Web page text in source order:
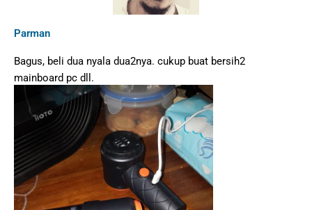
Parman
Bagus, beli dua nyala dua2nya. cukup buat bersih2
mainboard pc dll.